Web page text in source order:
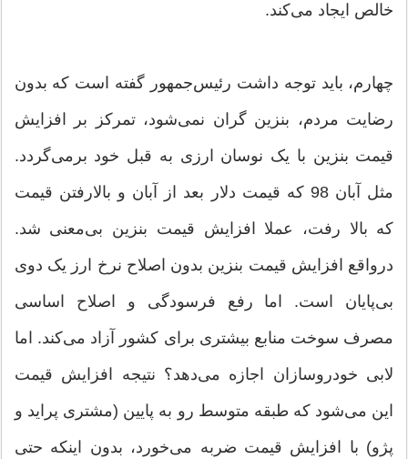
خالص ایجاد می‌کند.
چهارم، باید توجه داشت رئیس‌جمهور گفته است که بدون
رضایت مردم، بنزین گران نمی‌شود، تمرکز بر افزایش
قیمت بنزین با یک نوسان ارزی به قبل خود برمی‌گردد.
مثل آبان 98 که قیمت دلار بعد از آبان و بالارفتن قیمت
که بالا رفت، عملا افزایش قیمت بنزین بی‌معنی شد.
درواقع افزایش قیمت بنزین بدون اصلاح نرخ ارز یک دوی
بی‌پایان است. اما رفع فرسودگی و اصلاح اساسی
مصرف سوخت منابع بیشتری برای کشور آزاد می‌کند. اما
لابی خودروسازان اجازه می‌دهد؟ نتیجه افزایش قیمت
این می‌شود که طبقه متوسط رو به پایین (مشتری پراید و
پژو) با افزایش قیمت ضربه می‌خورد، بدون اینکه حتی